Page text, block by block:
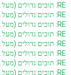
RE: תוכים גדולים (מעל 32 ס"מ)
RE: תוכים גדולים (מעל 32 ס"מ)
RE: תוכים גדולים (מעל 32 ס"מ)
RE: תוכים גדולים (מעל 32 ס"מ)
RE: תוכים גדולים (מעל 32 ס"מ)
RE: תוכים גדולים (מעל 32 ס"מ)
RE: תוכים גדולים (מעל 32 ס"מ)
RE: תוכים גדולים (מעל 32 ס"מ)